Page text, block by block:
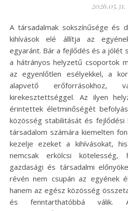
2026.05.31.
A társadalmak sokszínűsége és dinamikája folyamatosan
kihívások elé állítja az
egyaránt. Bár a fejlődés és a jólét
a hátrányos helyzetű csoportok
az egyenlőtlen esélyekkel, a
alapvető erőforrásokhoz,
kirekesztettséggel. Az ilyen
érintettek életminőségét
közösség stabilitását és fejlődési
társadalom számára kiemelten
kezelje ezeket a kihívásokat,
nemcsak erkölcsi kötelesség,
gazdasági és társadalmi
révén nem csupán az egyének
hanem az egész közösség
és fenntarthatóbbá válik.